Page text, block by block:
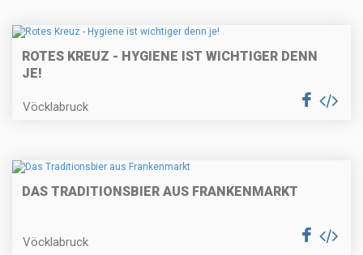
ROTES KREUZ - HYGIENE IST WICHTIGER DENN
JE!
Vöcklabruck
DAS TRADITIONSBIER AUS FRANKENMARKT
Vöcklabruck